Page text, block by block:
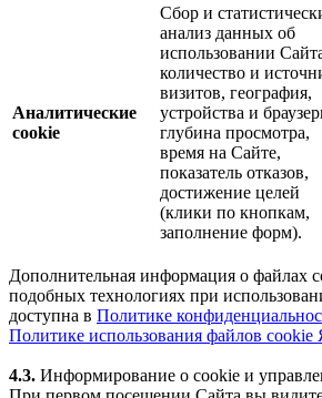
Аналитические
cookie
Сбор и
анализ данных об
использовании
количество и
визитов, география,
устройства и
глубина просмотра,
время на Сайте,
показатель отказов,
достижение целей
(клики по кнопкам,
заполнение форм).
Дополнительная информация о файлах
подобных технологиях при
доступна в Политике
Политике использования файлов cookie
4.3. Информирование о cookie и